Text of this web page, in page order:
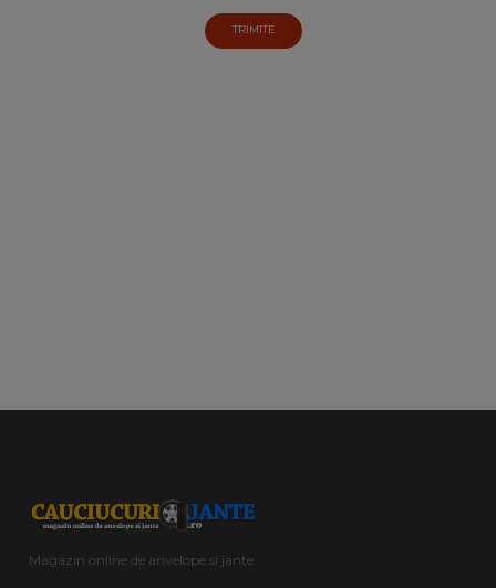
Magazin online de anvelope si jante